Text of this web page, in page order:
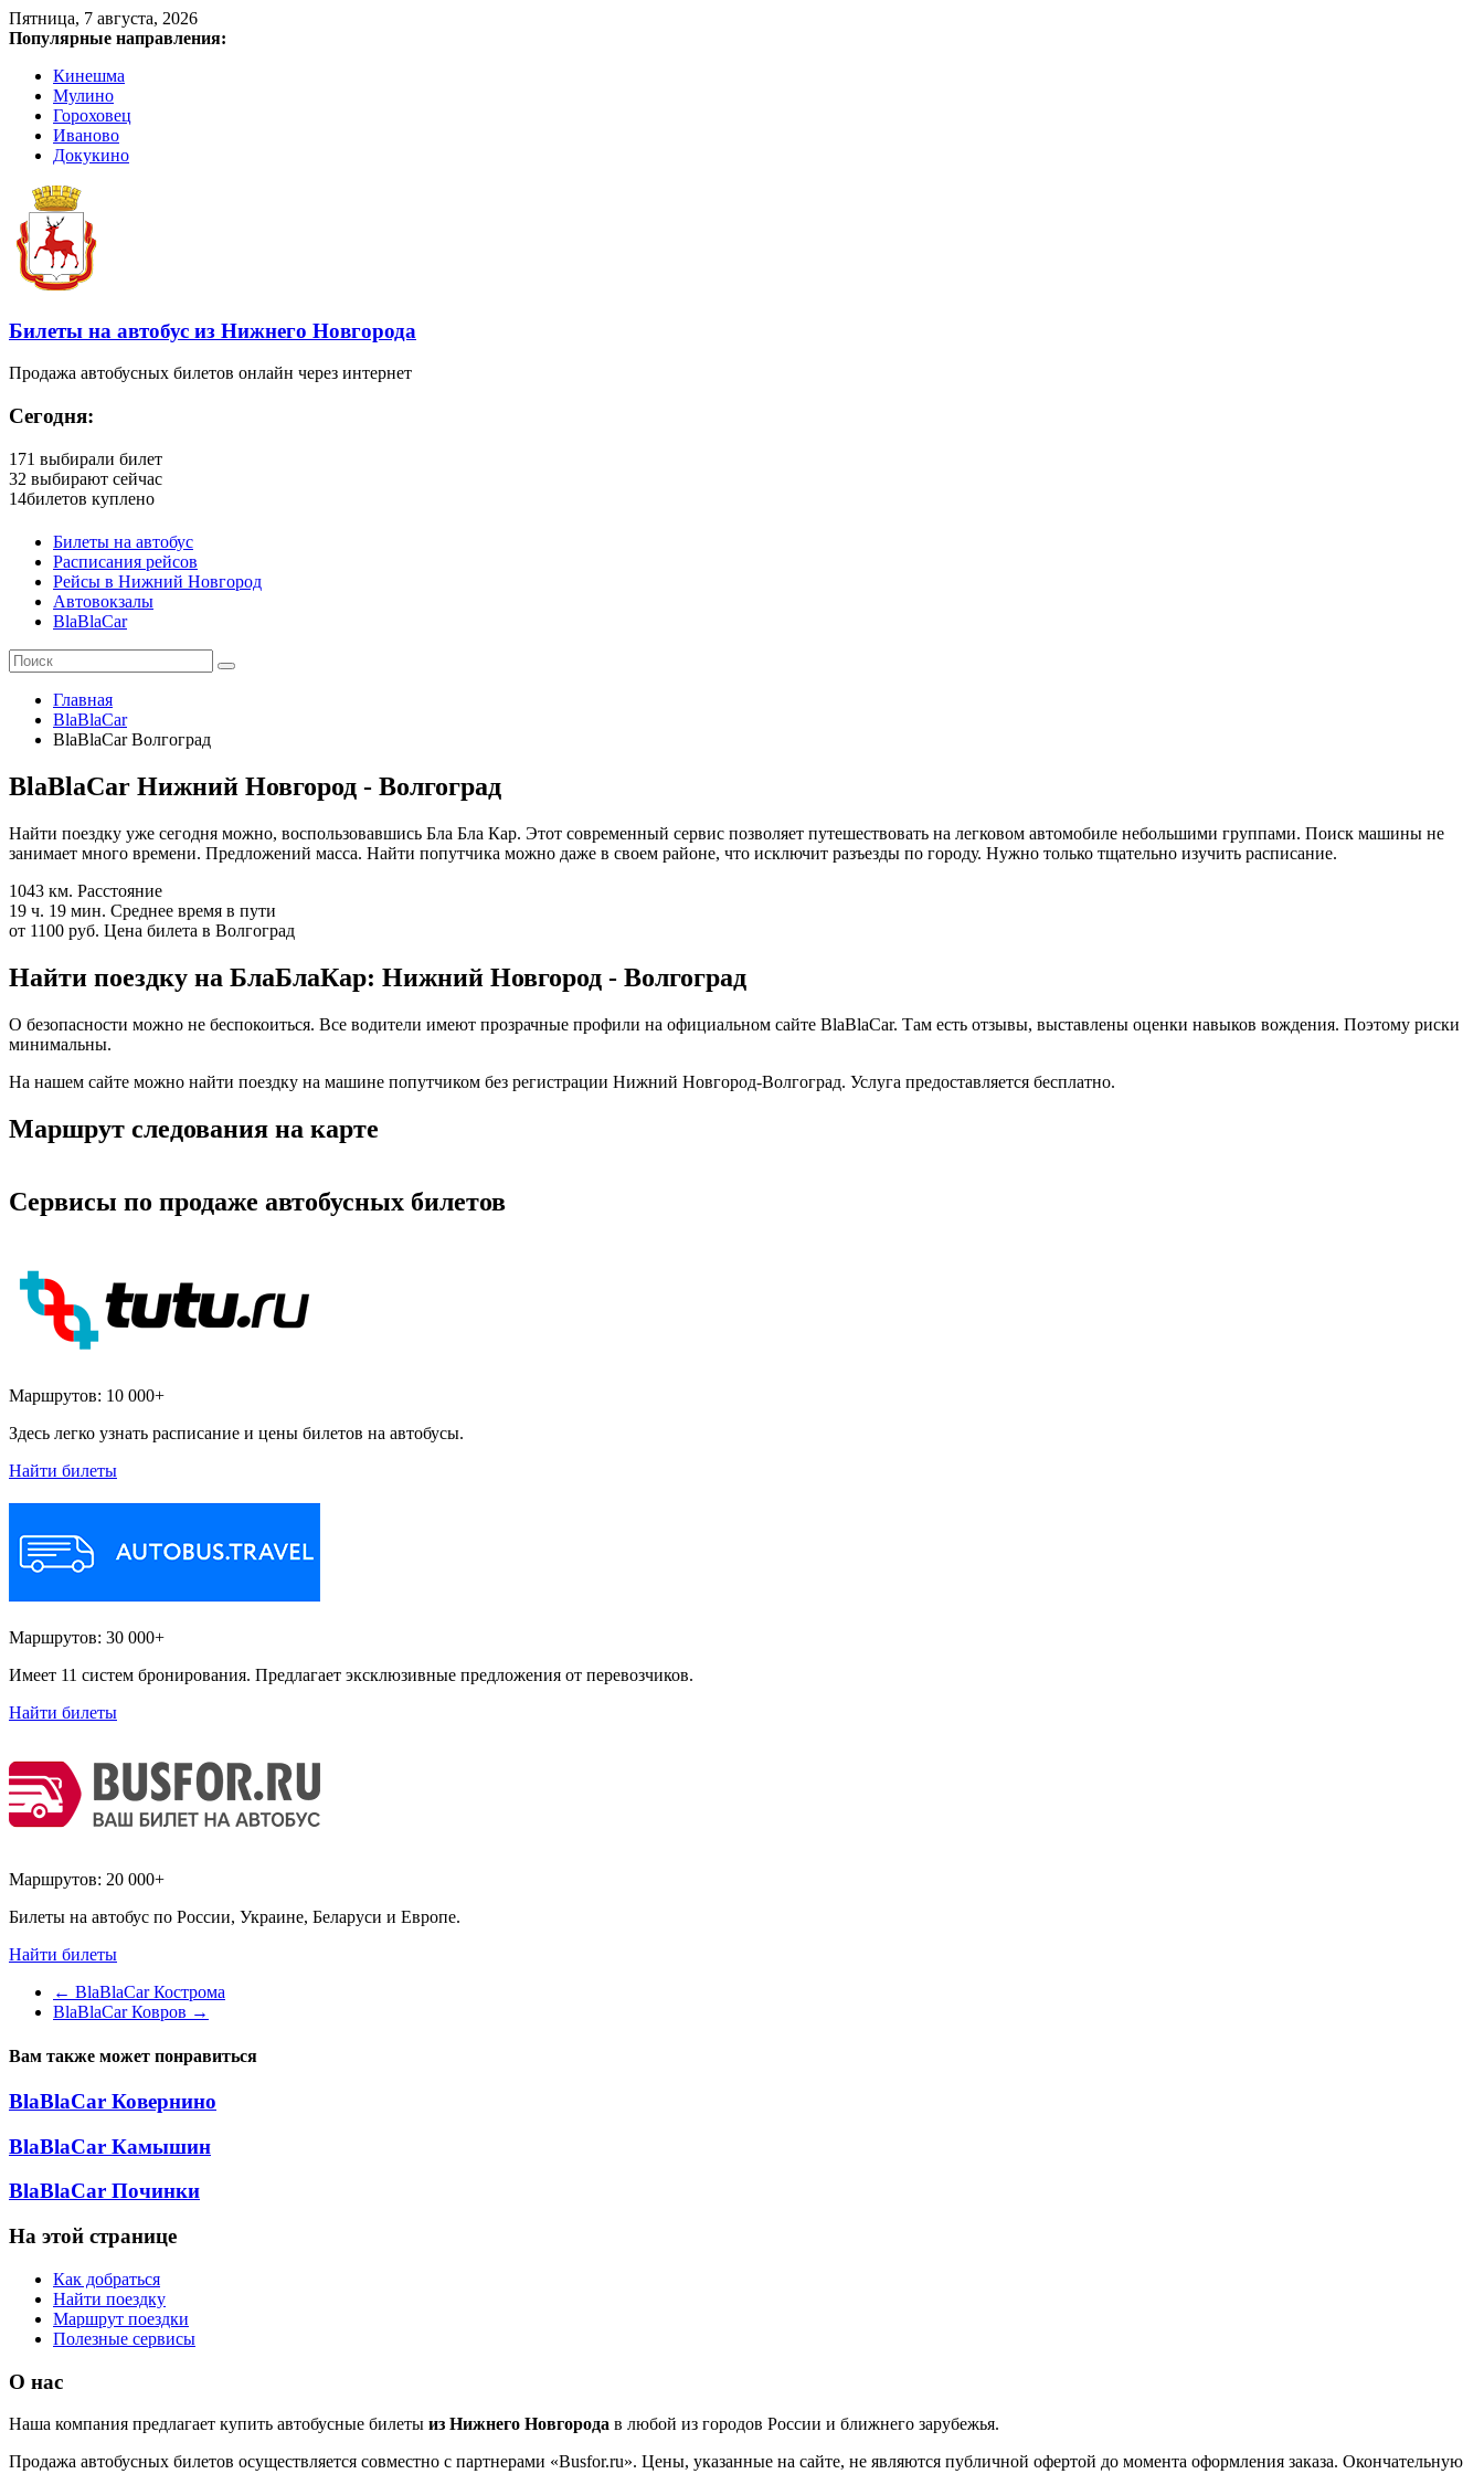
Пятница, 7 августа, 2026
Популярные направления:
Кинешма
Мулино
Гороховец
Иваново
Докукино
Билеты на автобус из Нижнего Новгорода
Продажа автобусных билетов онлайн через интернет
Сегодня:
171 выбирали билет
32 выбирают сейчас
14билетов куплено
Билеты на автобус
Расписания рейсов
Рейсы в Нижний Новгород
Автовокзалы
BlaBlaCar
Главная
BlaBlaCar
BlaBlaCar Волгоград
BlaBlaCar Нижний Новгород - Волгоград
Найти поездку уже сегодня можно, воспользовавшись Бла Бла Кар. Этот современный сервис позволяет путешествовать на легковом автомобиле небольшими группами. Поиск машины не
занимает много времени. Предложений масса. Найти попутчика можно даже в своем районе, что исключит разъезды по городу. Нужно только тщательно изучить расписание.
1043 км. Расстояние
19 ч. 19 мин. Среднее время в пути
от 1100 руб. Цена билета в Волгоград
Найти поездку на БлаБлаКар: Нижний Новгород - Волгоград
О безопасности можно не беспокоиться. Все водители имеют прозрачные профили на официальном сайте BlaBlaCar. Там есть отзывы, выставлены оценки навыков вождения. Поэтому риски
минимальны.
На нашем сайте можно найти поездку на машине попутчиком без регистрации Нижний Новгород-Волгоград. Услуга предоставляется бесплатно.
Маршрут следования на карте
Сервисы по продаже автобусных билетов
Маршрутов: 10 000+
Здесь легко узнать расписание и цены билетов на автобусы.
Найти билеты
Маршрутов: 30 000+
Имеет 11 систем бронирования. Предлагает эксклюзивные предложения от перевозчиков.
Найти билеты
Маршрутов: 20 000+
Билеты на автобус по России, Украине, Беларуси и Европе.
Найти билеты
← BlaBlaCar Кострома
BlaBlaCar Ковров →
Вам также может понравиться
BlaBlaCar Ковернино
BlaBlaCar Камышин
BlaBlaCar Починки
На этой странице
Как добраться
Найти поездку
Маршрут поездки
Полезные сервисы
О нас
Наша компания предлагает купить автобусные билеты из Нижнего Новгорода в любой из городов России и ближнего зарубежья.
Продажа автобусных билетов осуществляется совместно с партнерами «Busfor.ru». Цены, указанные на сайте, не являются публичной офертой до момента оформления заказа. Окончательную